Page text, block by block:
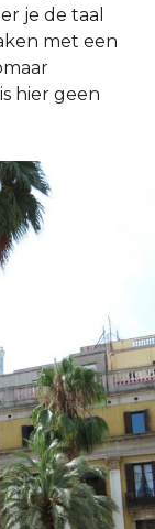
je de taal
met een
hier geen